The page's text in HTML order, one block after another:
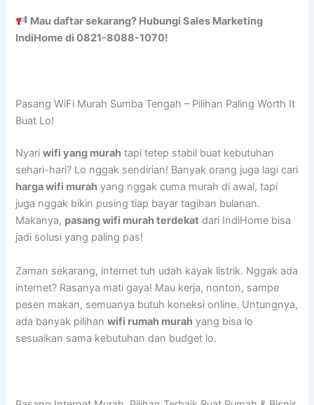
Mau daftar sekarang? Hubungi Sales Marketing
IndiHome di 0821-8088-1070!
Pasang WiFi Murah Sumba Tengah – Pilihan Paling Worth It
Buat Lo!
Nyariwifi yang murah tapi tetep stabil buat kebutuhan
sehari-hari? Lo nggak sendirian! Banyak orang juga lagi cari
harga wifi murah yang nggak cuma murah di awal, tapi
juga nggak bikin pusing tiap bayar tagihan bulanan.
Makanya, pasang wifi murah terdekat dari IndiHome bisa
jadi solusi yang paling pas!
Zaman sekarang, internet tuh udah kayak listrik. Nggak ada
internet? Rasanya mati gaya! Mau kerja, nonton, sampe
pesen makan, semuanya butuh koneksi online. Untungnya,
ada banyak pilihanwifi rumah murah yang bisa lo
sesuaikan sama kebutuhan dan budget lo.